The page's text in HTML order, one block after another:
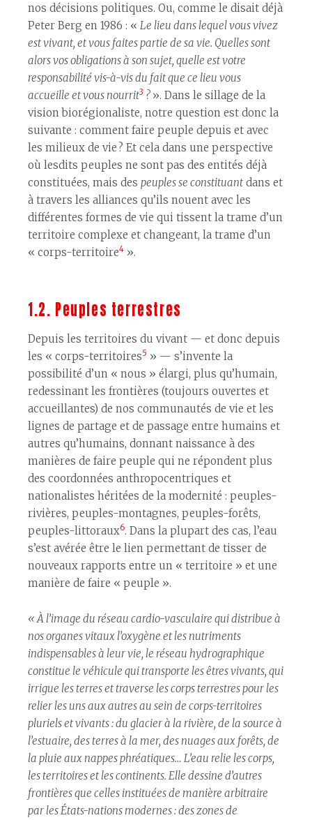
nos décisions politiques. Ou, comme le disait déjà
Peter Berg en 1986 : «Le lieu dans lequel vous vivez
est vivant, et vous faites partie de sa vie. Quelles sont
alors vos obligations à son sujet, quelle est votre
responsabilité vis-à-vis du fait que ce lieu vous
accueille et vous nourrit3 ?». Dans le sillage de la
vision biorégionaliste, notre question est donc la
suivante : comment faire peuple depuis et avec
les milieux de vie ? Et cela dans une perspective
où lesdits peuples ne sont pas des entités déjà
constituées, mais despeuples se constituant dans et
à travers les alliances qu’ils nouent avec les
différentes formes de vie qui tissent la trame d’un
territoire complexe et changeant, la trame d’un
« corps-territoire4 ».
1.2. Peuples terrestres
Depuis les territoires du vivant — et donc depuis
les « corps-territoires5 » — s’invente la
possibilité d’un « nous » élargi, plus qu’humain,
redessinant les frontières (toujours ouvertes et
accueillantes) de nos communautés de vie et les
lignes de partage et de passage entre humains et
autres qu’humains, donnant naissance à des
manières de faire peuple qui ne répondent plus
des coordonnées anthropocentriques et
nationalistes héritées de la modernité : peuples-
rivières, peuples-montagnes, peuples-forêts,
peuples-littoraux6. Dans la plupart des cas, l’eau
s’est avérée être le lien permettant de tisser de
nouveaux rapports entre un « territoire » et une
manière de faire « peuple ».
« À l’image du réseau cardio-vasculaire qui distribue à
nos organes vitaux l’oxygène et les nutriments
indispensables à leur vie, le réseau hydrographique
constitue le véhicule qui transporte les êtres vivants, qui
irrigue les terres et traverse les corps terrestres pour les
relier les uns aux autres au sein de corps-territoires
pluriels et vivants : du glacier à la rivière, de la source à
l’estuaire, des terres à la mer, des nuages aux forêts, de
la pluie aux nappes phréatiques… L’eau relie les corps,
les territoires et les continents. Elle dessine d’autres
frontières que celles instituées de manière arbitraire
par les États-nations modernes : des zones de